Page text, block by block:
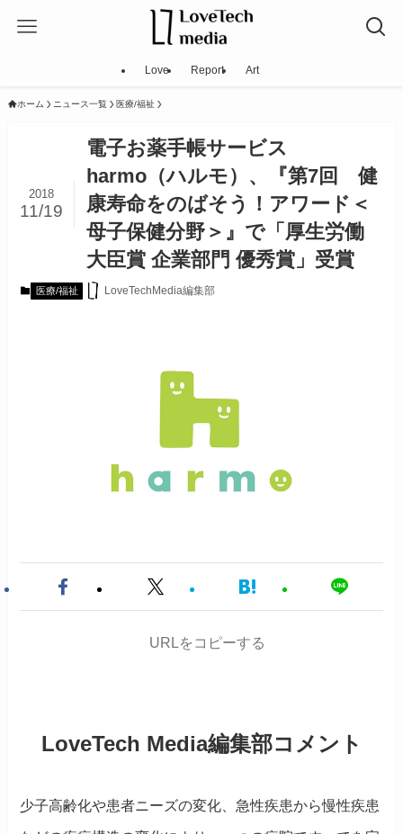
Love Report Art
ホーム ニュース一覧 医療/福祉
電子お薬手帳サービス
harmo（ハルモ）、『第7回 健
康寿命をのばそう！アワード＜
母子保健分野＞』で「厚生労働
大臣賞 企業部門 優秀賞」受賞
2018
11/19
医療/福祉 LoveTechMedia編集部
URLをコピーする
LoveTech Media編集部コメント
少子高齢化や患者ニーズの変化、急性疾患から慢性疾患